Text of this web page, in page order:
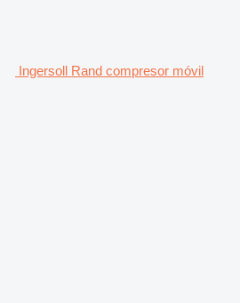
Ingersoll Rand compresor móvil